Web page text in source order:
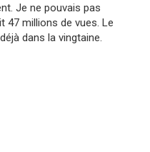
Je ne pouvais pas
47 millions de vues. Le
dans la vingtaine.